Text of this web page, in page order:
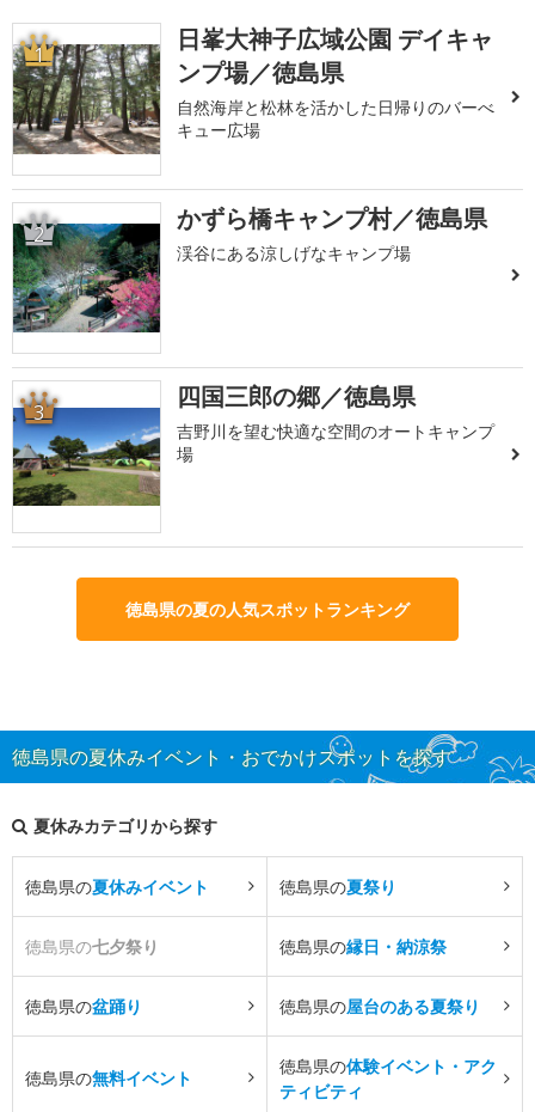
1
日峯大神子広域公園 デイキャ
ンプ場／徳島県
自然海岸と松林を活かした日帰りのバーべ
キュー広場
2 かずら橋キャンプ村／徳島県
渓谷にある涼しげなキャンプ場
3 四国三郎の郷／徳島県
吉野川を望む快適な空間のオートキャンプ
場
徳島県の夏の人気スポットランキング
徳島県の夏休みイベント・おでかけスポットを探す
夏休みカテゴリから探す
徳島県の夏休みイベント 徳島県の夏祭り
徳島県の七夕祭り 徳島県の縁日・納涼祭
徳島県の盆踊り 徳島県の屋台のある夏祭り
徳島県の無料イベント
徳島県の体験イベント・アク
ティビティ